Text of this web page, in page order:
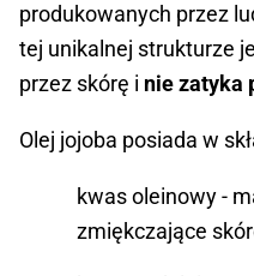
produkowanych przez
tej unikalnej strukturze
przez skórę i nie zatyka
Olej jojoba posiada w
kwas oleinowy -
zmiękczające